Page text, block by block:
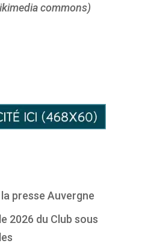
commons)
presse Auvergne
2026 du Club sous